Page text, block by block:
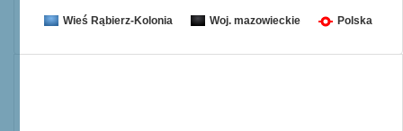
Wieś Rąbierz-Kolonia Woj. mazowieckie Polska